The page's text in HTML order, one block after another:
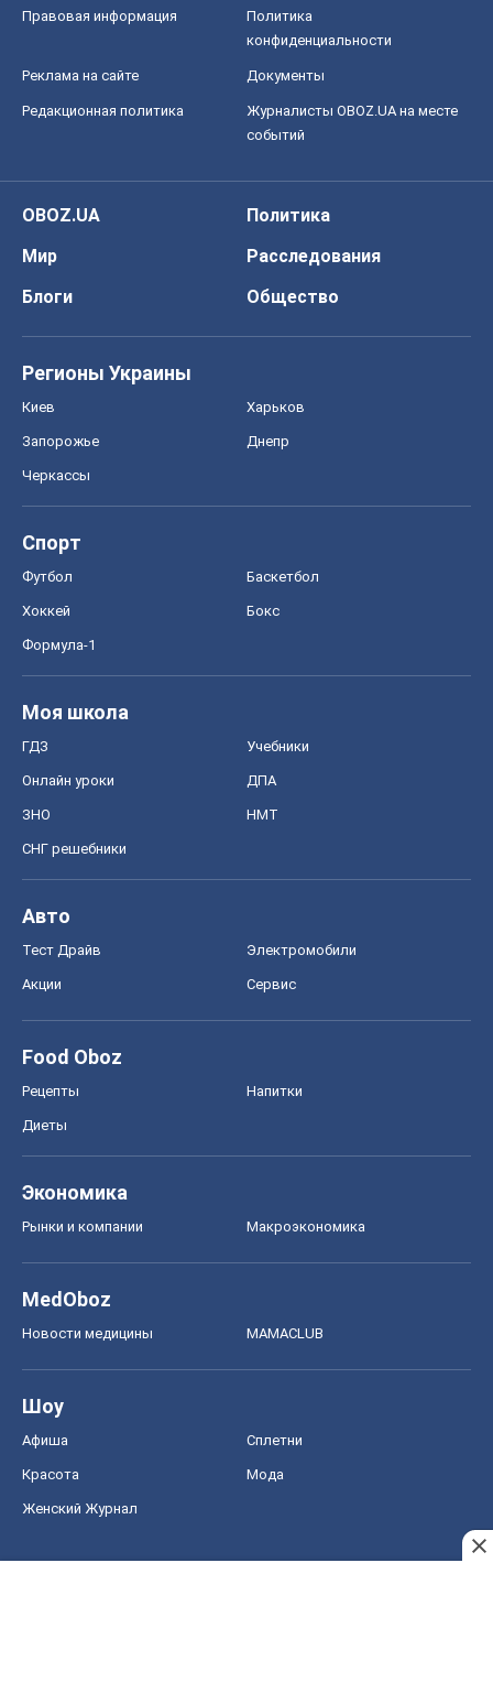
Правовая информация
Политика
конфиденциальности
Реклама на сайте Документы
Редакционная политика
Журналисты OBOZ.UA на месте
событий
OBOZ.UA
Политика
Мир
Расследования
Блоги
Общество
Регионы Украины
Киев Харьков
Запорожье Днепр
Черкассы
Спорт
Футбол Баскетбол
Хоккей Бокс
Формула-1
Моя школа
ГДЗ Учебники
Онлайн уроки ДПА
ЗНО НМТ
СНГ решебники
Авто
Тест Драйв Электромобили
Акции Сервис
Food Oboz
Рецепты Напитки
Диеты
Экономика
Рынки и компании Mакроэкономика
MedOboz
Новости медицины MAMACLUB
Шоу
Афиша Сплетни
Красота Мода
Женский Журнал